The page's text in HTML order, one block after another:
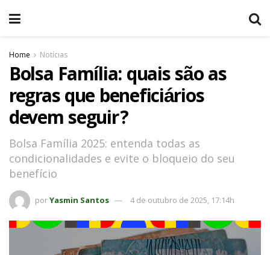
Home Notícias
Bolsa Família: quais são as
regras que beneficiários
devem seguir?
Bolsa Família 2025: entenda todas as
condicionalidades e evite o bloqueio do seu
benefício
porYasmin Santos 4 de outubro de 2025, 17:14h